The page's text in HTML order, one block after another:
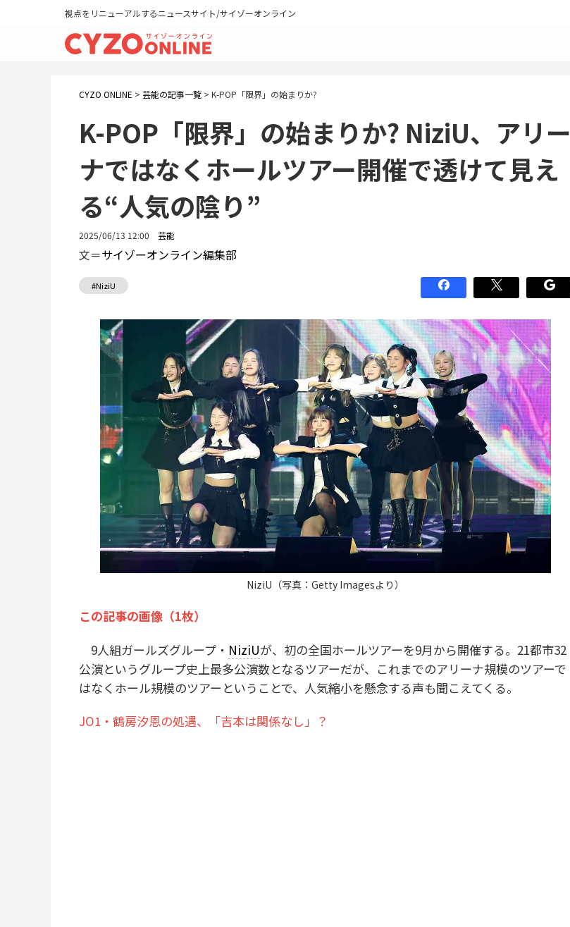
視点をリニューアルするニュースサイト/サイゾーオンライン
CYZO ONLINE > 芸能の記事一覧 > K-POP「限界」の始まりか?
K-POP「限界」の始まりか? NiziU、アリー
ナではなくホールツアー開催で透けて見え
る“人気の陰り”
2025/06/13 12:00 芸能
文＝サイゾーオンライン編集部
#NiziU
NiziU（写真：Getty Imagesより）
この記事の画像（1枚）
9人組ガールズグループ・ NiziUが、初の全国ホールツアーを9月から開催する。21都市32
公演というグループ史上最多公演数となるツアーだが、これまでのアリーナ規模のツアーで
はなくホール規模のツアーということで、人気縮小を懸念する声も聞こえてくる。
JO1・鶴房汐恩の処遇、「吉本は関係なし」？